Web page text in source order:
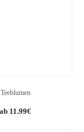
Teeblumen
11.99€